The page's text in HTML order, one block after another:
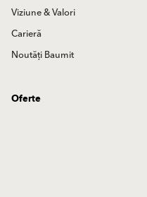
Viziune & Valori
Carieră
Noutăți Baumit
Oferte